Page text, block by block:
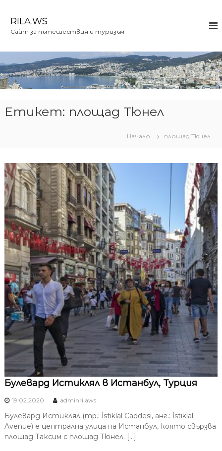
ъ
р
ж
RILA.WS
Сайт за пътешествия и туризъм
Етикет: площад Тюнел
Начало площад Тюнел
Булевард Истиклял в Истанбул, Турция
19.02.2020 adminrilaws
Булевард Истиклял (тр.: İstiklal Caddesi, анг.: İstiklal
Avenue) е централна улица на Истанбул, която свързва
площад Таксим с площад Тюнел. […]